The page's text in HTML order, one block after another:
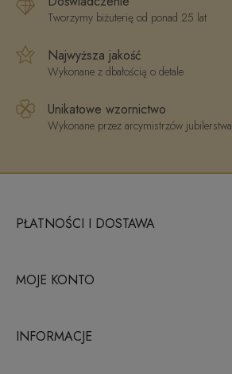
Tworzymy biżuterię od ponad 25 lat
Najwyższa jakość
Wykonane z dbałością o detale
Unikatowe wzornictwo
Wykonane przez arcymistrzów jubilerstwa
PŁATNOŚCI I DOSTAWA
MOJE KONTO
INFORMACJE